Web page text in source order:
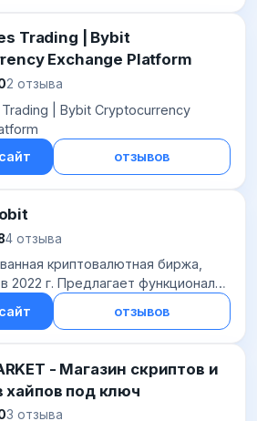
Trading | Bybit
Exchange Platform
2 отзыва
Trading | Bybit Cryptocurrency
отзывов
4 отзыва
криптовалютная биржа,
2022 г. Предлагает функционал
и DEX+ торговли, работы с
(бессрочные контракты,
отзывов
- Магазин скриптов и
хайпов под ключ
3 отзыва